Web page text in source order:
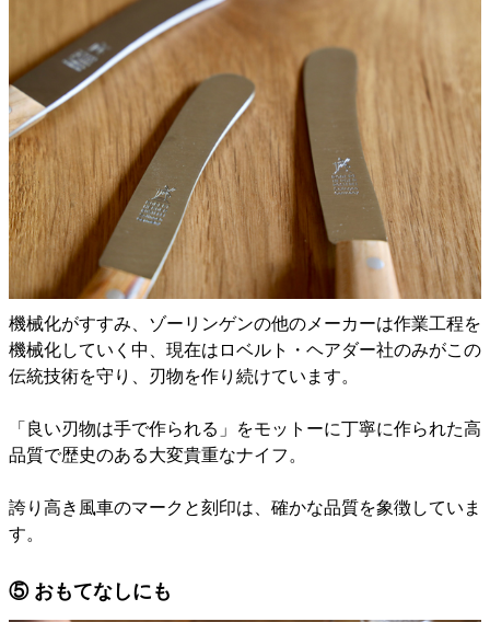
機械化がすすみ、ゾーリンゲンの他のメーカーは作業工程を
機械化していく中、現在はロベルト・ヘアダー社のみがこの
伝統技術を守り、刃物を作り続けています。
「良い刃物は手で作られる」をモットーに丁寧に作られた高
品質で歴史のある大変貴重なナイフ。
誇り高き風車のマークと刻印は、確かな品質を象徴していま
す。
⑤ おもてなしにも